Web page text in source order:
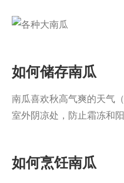
如何储存南瓜
南瓜喜欢秋高气爽的天气
室外阴凉处，防止霜冻和阳
如何烹饪南瓜